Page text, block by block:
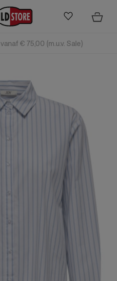
vanaf € 75,00 (m.u.v. Sale)